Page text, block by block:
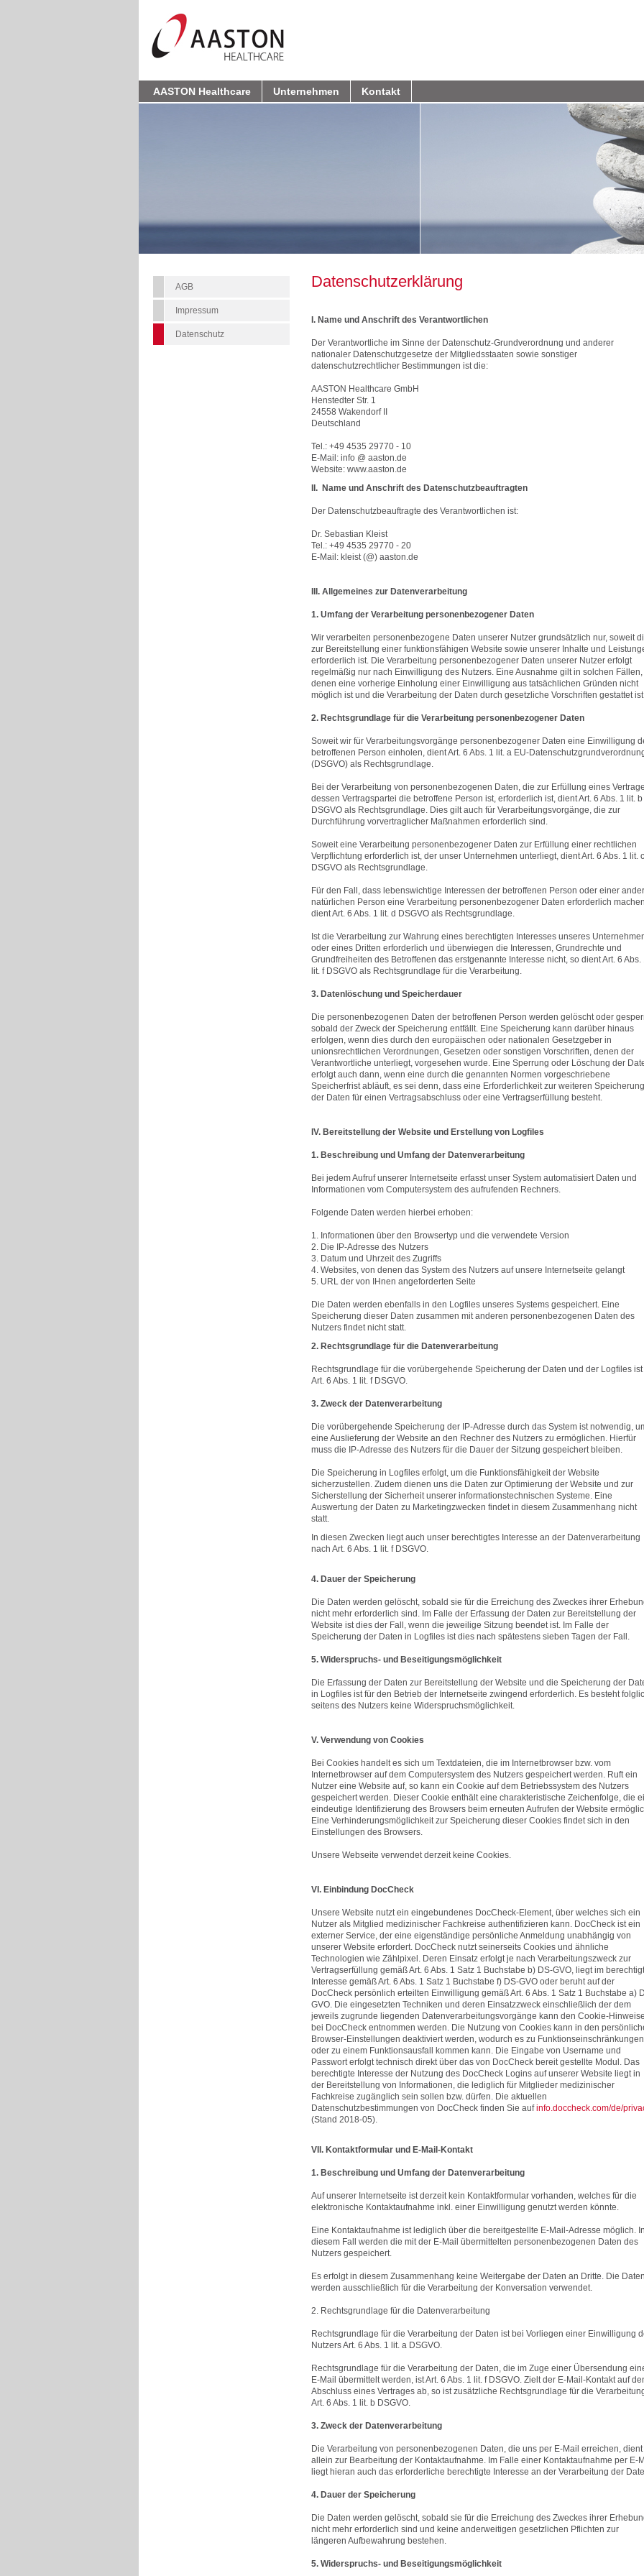
AASTON Healthcare Unternehmen Kontakt
AGB
Impressum
Datenschutz
Datenschutzerklärung
I. Name und Anschrift des Verantwortlichen
Der Verantwortliche im Sinne der Datenschutz-Grundverordnung und anderer
nationaler Datenschutzgesetze der Mitgliedsstaaten sowie sonstiger
datenschutzrechtlicher Bestimmungen ist die:
AASTON Healthcare GmbH
Henstedter Str. 1
24558 Wakendorf II
Deutschland
Tel.: +49 4535 29770 - 10
E-Mail: info @ aaston.de
Website: www.aaston.de
II. Name und Anschrift des Datenschutzbeauftragten
Der Datenschutzbeauftragte des Verantwortlichen ist:
Dr. Sebastian Kleist
Tel.: +49 4535 29770 - 20
E-Mail: kleist (@) aaston.de
III. Allgemeines zur Datenverarbeitung
1. Umfang der Verarbeitung personenbezogener Daten
Wir verarbeiten personenbezogene Daten unserer Nutzer grundsätzlich nur, soweit
zur Bereitstellung einer funktionsfähigen Website sowie unserer Inhalte und
erforderlich ist. Die Verarbeitung personenbezogener Daten unserer Nutzer erfolgt
regelmäßig nur nach Einwilligung des Nutzers. Eine Ausnahme gilt in solchen
denen eine vorherige Einholung einer Einwilligung aus tatsächlichen Gründen nicht
möglich ist und die Verarbeitung der Daten durch gesetzliche Vorschriften gestattet
2. Rechtsgrundlage für die Verarbeitung personenbezogener Daten
Soweit wir für Verarbeitungsvorgänge personenbezogener Daten eine Einwilligung
betroffenen Person einholen, dient Art. 6 Abs. 1 lit. a EU-
(DSGVO) als Rechtsgrundlage.
Bei der Verarbeitung von personenbezogenen Daten, die zur Erfüllung eines
dessen Vertragspartei die betroffene Person ist, erforderlich ist, dient Art. 6 Abs. 1 lit. b
DSGVO als Rechtsgrundlage. Dies gilt auch für Verarbeitungsvorgänge, die zur
Durchführung vorvertraglicher Maßnahmen erforderlich sind.
Soweit eine Verarbeitung personenbezogener Daten zur Erfüllung einer rechtlichen
Verpflichtung erforderlich ist, der unser Unternehmen unterliegt, dient Art. 6 Abs. 1 lit. c
DSGVO als Rechtsgrundlage.
Für den Fall, dass lebenswichtige Interessen der betroffenen Person oder einer
natürlichen Person eine Verarbeitung personenbezogener Daten erforderlich
dient Art. 6 Abs. 1 lit. d DSGVO als Rechtsgrundlage.
Ist die Verarbeitung zur Wahrung eines berechtigten Interesses unseres
oder eines Dritten erforderlich und überwiegen die Interessen, Grundrechte und
Grundfreiheiten des Betroffenen das erstgenannte Interesse nicht, so dient Art. 6 Abs.
lit. f DSGVO als Rechtsgrundlage für die Verarbeitung.
3. Datenlöschung und Speicherdauer
Die personenbezogenen Daten der betroffenen Person werden gelöscht oder
sobald der Zweck der Speicherung entfällt. Eine Speicherung kann darüber hinaus
erfolgen, wenn dies durch den europäischen oder nationalen Gesetzgeber in
unionsrechtlichen Verordnungen, Gesetzen oder sonstigen Vorschriften, denen der
Verantwortliche unterliegt, vorgesehen wurde. Eine Sperrung oder Löschung der
erfolgt auch dann, wenn eine durch die genannten Normen vorgeschriebene
Speicherfrist abläuft, es sei denn, dass eine Erforderlichkeit zur weiteren Speicherung
der Daten für einen Vertragsabschluss oder eine Vertragserfüllung besteht.
IV. Bereitstellung der Website und Erstellung von Logfiles
1. Beschreibung und Umfang der Datenverarbeitung
Bei jedem Aufruf unserer Internetseite erfasst unser System automatisiert Daten und
Informationen vom Computersystem des aufrufenden Rechners.
Folgende Daten werden hierbei erhoben:
1. Informationen über den Browsertyp und die verwendete Version
2. Die IP-Adresse des Nutzers
3. Datum und Uhrzeit des Zugriffs
4. Websites, von denen das System des Nutzers auf unsere Internetseite gelangt
5. URL der von IHnen angeforderten Seite
Die Daten werden ebenfalls in den Logfiles unseres Systems gespeichert. Eine
Speicherung dieser Daten zusammen mit anderen personenbezogenen Daten des
Nutzers findet nicht statt.
2. Rechtsgrundlage für die Datenverarbeitung
Rechtsgrundlage für die vorübergehende Speicherung der Daten und der Logfiles ist
Art. 6 Abs. 1 lit. f DSGVO.
3. Zweck der Datenverarbeitung
Die vorübergehende Speicherung der IP-Adresse durch das System ist notwendig,
eine Auslieferung der Website an den Rechner des Nutzers zu ermöglichen. Hierfür
muss die IP-Adresse des Nutzers für die Dauer der Sitzung gespeichert bleiben.
Die Speicherung in Logfiles erfolgt, um die Funktionsfähigkeit der Website
sicherzustellen. Zudem dienen uns die Daten zur Optimierung der Website und zur
Sicherstellung der Sicherheit unserer informationstechnischen Systeme. Eine
Auswertung der Daten zu Marketingzwecken findet in diesem Zusammenhang nicht
statt.
In diesen Zwecken liegt auch unser berechtigtes Interesse an der Datenverarbeitung
nach Art. 6 Abs. 1 lit. f DSGVO.
4. Dauer der Speicherung
Die Daten werden gelöscht, sobald sie für die Erreichung des Zweckes ihrer
nicht mehr erforderlich sind. Im Falle der Erfassung der Daten zur Bereitstellung der
Website ist dies der Fall, wenn die jeweilige Sitzung beendet ist. Im Falle der
Speicherung der Daten in Logfiles ist dies nach spätestens sieben Tagen der Fall.
5. Widerspruchs- und Beseitigungsmöglichkeit
Die Erfassung der Daten zur Bereitstellung der Website und die Speicherung der
in Logfiles ist für den Betrieb der Internetseite zwingend erforderlich. Es besteht
seitens des Nutzers keine Widerspruchsmöglichkeit.
V. Verwendung von Cookies
Bei Cookies handelt es sich um Textdateien, die im Internetbrowser bzw. vom
Internetbrowser auf dem Computersystem des Nutzers gespeichert werden. Ruft ein
Nutzer eine Website auf, so kann ein Cookie auf dem Betriebssystem des Nutzers
gespeichert werden. Dieser Cookie enthält eine charakteristische Zeichenfolge, die
eindeutige Identifizierung des Browsers beim erneuten Aufrufen der Website
Eine Verhinderungsmöglichkeit zur Speicherung dieser Cookies findet sich in den
Einstellungen des Browsers.
Unsere Webseite verwendet derzeit keine Cookies.
VI. Einbindung DocCheck
Unsere Website nutzt ein eingebundenes DocCheck-Element, über welches sich ein
Nutzer als Mitglied medizinischer Fachkreise authentifizieren kann. DocCheck ist ein
externer Service, der eine eigenständige persönliche Anmeldung unabhängig von
unserer Website erfordert. DocCheck nutzt seinerseits Cookies und ähnliche
Technologien wie Zählpixel. Deren Einsatz erfolgt je nach Verarbeitungszweck zur
Vertragserfüllung gemäß Art. 6 Abs. 1 Satz 1 Buchstabe b) DS-GVO, liegt im
Interesse gemäß Art. 6 Abs. 1 Satz 1 Buchstabe f) DS-GVO oder beruht auf der
DocCheck persönlich erteilten Einwilligung gemäß Art. 6 Abs. 1 Satz 1 Buchstabe a)
GVO. Die eingesetzten Techniken und deren Einsatzzweck einschließlich der dem
jeweils zugrunde liegenden Datenverarbeitungsvorgänge kann den Cookie-
bei DocCheck entnommen werden. Die Nutzung von Cookies kann in den
Browser-Einstellungen deaktiviert werden, wodurch es zu Funktionseinschränkungen
oder zu einem Funktionsausfall kommen kann. Die Eingabe von Username und
Passwort erfolgt technisch direkt über das von DocCheck bereit gestellte Modul. Das
berechtigte Interesse der Nutzung des DocCheck Logins auf unserer Website liegt in
der Bereitstellung von Informationen, die lediglich für Mitglieder medizinischer
Fachkreise zugänglich sein sollen bzw. dürfen. Die aktuellen
Datenschutzbestimmungen von DocCheck finden Sie aufinfo.doccheck.com/de/
(Stand 2018-05).
VII. Kontaktformular und E-Mail-Kontakt
1. Beschreibung und Umfang der Datenverarbeitung
Auf unserer Internetseite ist derzeit kein Kontaktformular vorhanden, welches für die
elektronische Kontaktaufnahme inkl. einer Einwilligung genutzt werden könnte.
Eine Kontaktaufnahme ist lediglich über die bereitgestellte E-Mail-Adresse möglich.
diesem Fall werden die mit der E-Mail übermittelten personenbezogenen Daten des
Nutzers gespeichert.
Es erfolgt in diesem Zusammenhang keine Weitergabe der Daten an Dritte. Die
werden ausschließlich für die Verarbeitung der Konversation verwendet.
2. Rechtsgrundlage für die Datenverarbeitung
Rechtsgrundlage für die Verarbeitung der Daten ist bei Vorliegen einer Einwilligung
Nutzers Art. 6 Abs. 1 lit. a DSGVO.
Rechtsgrundlage für die Verarbeitung der Daten, die im Zuge einer Übersendung
E-Mail übermittelt werden, ist Art. 6 Abs. 1 lit. f DSGVO. Zielt der E-Mail-Kontakt auf
Abschluss eines Vertrages ab, so ist zusätzliche Rechtsgrundlage für die
Art. 6 Abs. 1 lit. b DSGVO.
3. Zweck der Datenverarbeitung
Die Verarbeitung von personenbezogenen Daten, die uns per E-Mail erreichen, dient
allein zur Bearbeitung der Kontaktaufnahme. Im Falle einer Kontaktaufnahme per E-
liegt hieran auch das erforderliche berechtigte Interesse an der Verarbeitung der
4. Dauer der Speicherung
Die Daten werden gelöscht, sobald sie für die Erreichung des Zweckes ihrer
nicht mehr erforderlich sind und keine anderweitigen gesetzlichen Pflichten zur
längeren Aufbewahrung bestehen.
5. Widerspruchs- und Beseitigungsmöglichkeit